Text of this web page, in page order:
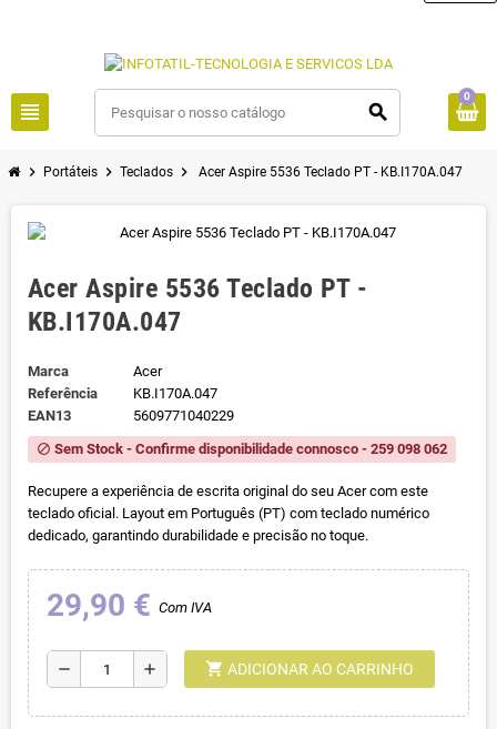
view_headline search
0
chevron_right Portáteis chevron_right Teclados chevron_right Acer Aspire 5536 Teclado PT - KB.I170A.047
Acer Aspire 5536 Teclado PT -
KB.I170A.047
Marca
Acer
Referência
KB.I170A.047
EAN13
5609771040229
block Sem Stock - Confirme disponibilidade connosco - 259 098 062
Recupere a experiência de escrita original do seu Acer com este
teclado oficial. Layout em Português (PT) com teclado numérico
dedicado, garantindo durabilidade e precisão no toque.
29,90 € Com IVA
remove add shopping_cart ADICIONAR AO CARRINHO